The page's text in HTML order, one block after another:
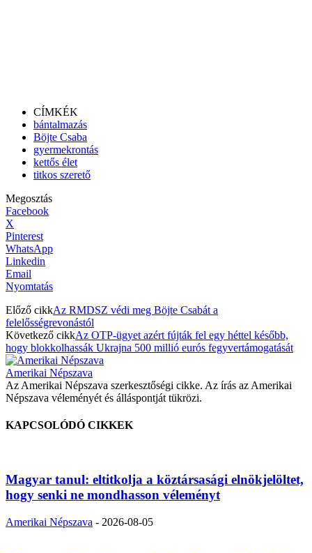
CÍMKÉK
bántalmazás
Böjte Csaba
gyermekrontás
kettős élet
titkos szerető
Megosztás
Facebook
X
Pinterest
WhatsApp
Linkedin
Email
Nyomtatás
Előző cikkAz RMDSZ védi meg Böjte Csabát a
felelősségrevonástól
Következő cikkAz OTP-ügyet azért fújták fel egy héttel később,
hogy blokkolhassák Ukrajna 500 millió eurós fegyvertámogatását
Amerikai Népszava
Az Amerikai Népszava szerkesztőségi cikke. Az írás az Amerikai
Népszava véleményét és álláspontját tükrözi.
KAPCSOLÓDÓ CIKKEK
Magyar tanul: eltitkolja a köztársasági elnökjelöltet,
hogy senki ne mondhasson véleményt
Amerikai Népszava - 2026-08-05